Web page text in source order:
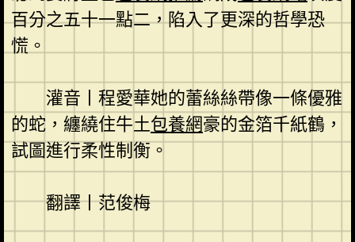
百分之五十一點二，陷入了更深的哲學恐
慌。
灌音丨程愛華她的蕾絲絲帶像一條優雅
的蛇，纏繞住牛土包養網豪的金箔千紙鶴，
試圖進行柔性制衡。
翻譯丨范俊梅